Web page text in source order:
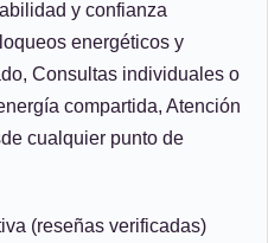
y confianza
energéticos y
Consultas individuales o
compartida, Atención
cualquier punto de
(reseñas verificadas)